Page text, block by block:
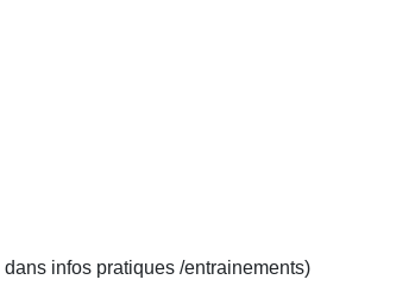
dans infos pratiques /entrainements)